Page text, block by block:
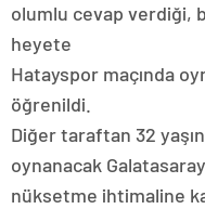
olumlu cevap verdiği,
heyete
Hatayspor maçında
öğrenildi.
Diğer taraftan 32
oynanacak
nüksetme ihtimaline